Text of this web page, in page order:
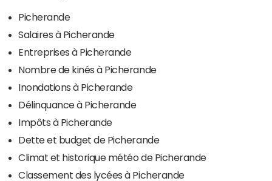
Picherande
Salaires à Picherande
Entreprises à Picherande
Nombre de kinés à Picherande
Inondations à Picherande
Délinquance à Picherande
Impôts à Picherande
Dette et budget de Picherande
Climat et historique météo de Picherande
Classement des lycées à Picherande